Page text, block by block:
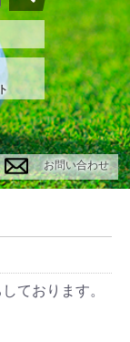
お問い合わせ
ております。